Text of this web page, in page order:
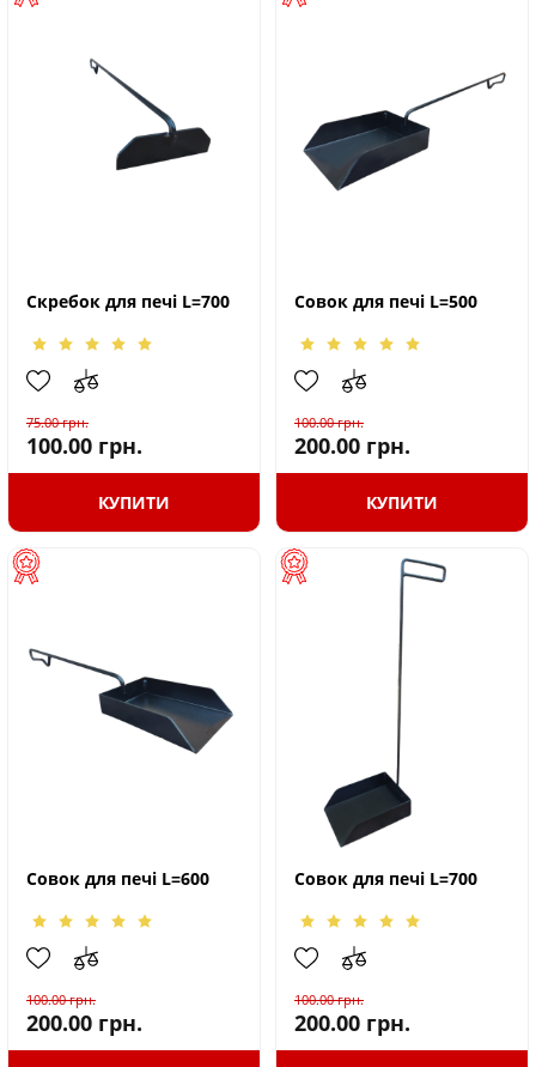
Скребок для печі L=700
75.00грн.
100.00 грн.
КУПИТИ
Совок для печі L=500
100.00грн.
200.00 грн.
КУПИТИ
Совок для печі L=600
100.00грн.
200.00 грн.
Совок для печі L=700
100.00грн.
200.00 грн.